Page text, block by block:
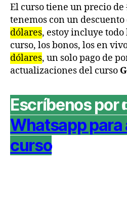
El curso tiene un precio de
tenemos con un
dólares, estoy incluye
curso, los bonos, los en
dólares, un solo pago de
actualizaciones del curso
Escríbenos
Whatsapp para
curso